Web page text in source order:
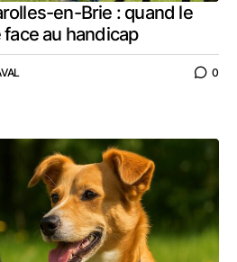
en-Brie : quand le
au handicap
0